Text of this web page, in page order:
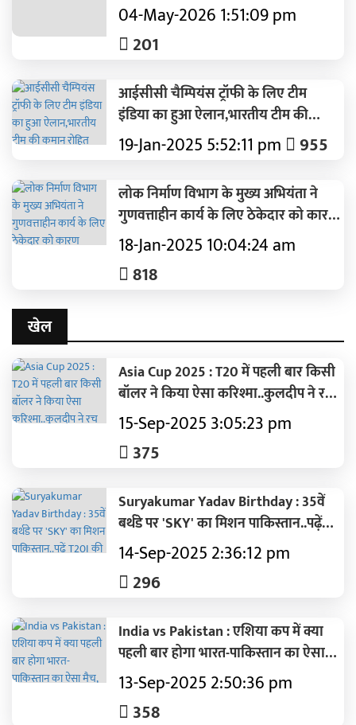
04-May-2026 1:51:09 pm
201
आईसीसी चैम्पियंस ट्रॉफी के लिए टीम
इंडिया का हुआ ऐलान,भारतीय टीम की
कमान रोहित शर्मा के हाथों में
19-Jan-2025 5:52:11 pm 955
लोक निर्माण विभाग के मुख्य अभियंता ने
गुणवत्ताहीन कार्य के लिए ठेकेदार को कारण
बताओ नोटिस किया जारी
18-Jan-2025 10:04:24 am
818
खेल
Asia Cup 2025 : T20 में पहली बार किसी
बॉलर ने किया ऐसा करिश्मा..कुलदीप ने रच
दिया इतिहास
15-Sep-2025 3:05:23 pm
375
Suryakumar Yadav Birthday : 35वें
बर्थडे पर 'SKY' का मिशन पाकिस्तान..पढ़ें
T20I की टॉप 5 पारियां
14-Sep-2025 2:36:12 pm
296
India vs Pakistan : एशिया कप में क्या
पहली बार होगा भारत-पाकिस्तान का ऐसा
मैच, बदलेगा इतिहास?
13-Sep-2025 2:50:36 pm
358